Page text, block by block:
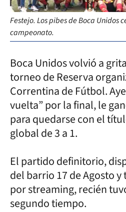
Festejo. Los pibes de Boca Unidos
campeonato.
Boca Unidos volvió a
torneo de Reserva
Correntina de Fútbol.
vuelta” por la final, le
para quedarse con el
global de 3 a 1.
El partido definitorio,
del barrio 17 de Agosto
por streaming, recién
segundo tiempo.